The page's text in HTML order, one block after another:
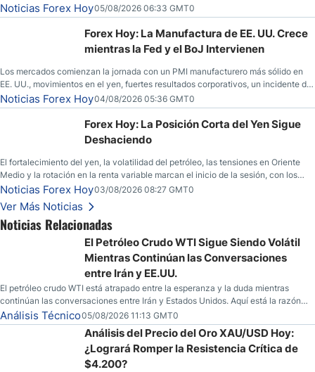
llamadas de ganancias; el petróleo crudo cae por debajo de los $80 con nuevas
esperanzas; el dólar estadounidense continúa intentando estabilizarse frente al
yen; el peso mexicano ve un repunte a medida que las tasas caen en EE. UU.
Noticias Forex Hoy05/08/2026 06:33 GMT0
Forex Hoy: La Manufactura de EE. UU. Crece
mientras la Fed y el BoJ Intervienen
Los mercados comienzan la jornada con un PMI manufacturero más sólido en
EE. UU., movimientos en el yen, fuertes resultados corporativos, un incidente de
seguridad en Bitcoin y nuevas señales desde el mercado del petróleo.
Noticias Forex Hoy04/08/2026 05:36 GMT0
Forex Hoy: La Posición Corta del Yen Sigue
Deshaciendo
El fortalecimiento del yen, la volatilidad del petróleo, las tensiones en Oriente
Medio y la rotación en la renta variable marcan el inicio de la sesión, con los
inversores atentos a varios frentes macroeconómicos.
Noticias Forex Hoy03/08/2026 08:27 GMT0
Ver Más Noticias
Noticias Relacionadas
El Petróleo Crudo WTI Sigue Siendo Volátil
Mientras Continúan las Conversaciones
entre Irán y EE.UU.
El petróleo crudo WTI está atrapado entre la esperanza y la duda mientras
continúan las conversaciones entre Irán y Estados Unidos. Aquí está la razón
por la que los traders pueden querer pensarlo dos veces antes de tomar partido
en este momento.
Análisis Técnico05/08/2026 11:13 GMT0
Análisis del Precio del Oro XAU/USD Hoy:
¿Logrará Romper la Resistencia Crítica de
$4.200?